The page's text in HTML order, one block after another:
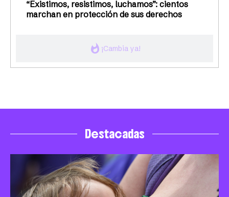
whatshot ¡Cambia ya!
“Existimos, resistimos, luchamos”: cientos
marchan en protección de sus derechos
Destacadas